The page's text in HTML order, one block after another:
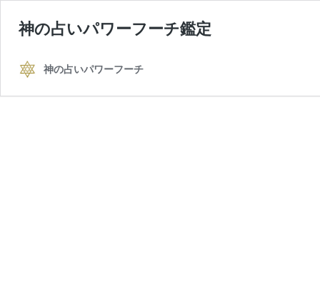
神の占いパワーフーチ鑑定
神の占いパワーフーチ